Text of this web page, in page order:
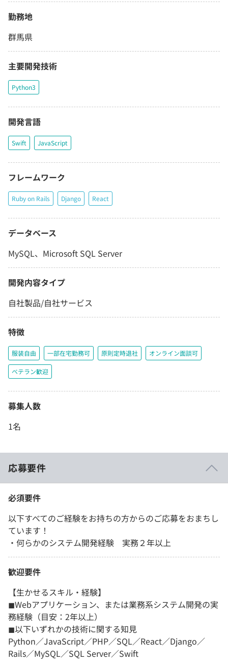
勤務地
群馬県
主要開発技術
Python3
開発言語
Swift JavaScript
フレームワーク
Ruby on Rails Django React
データベース
MySQL、Microsoft SQL Server
開発内容タイプ
自社製品/自社サービス
特徴
服装自由 一部在宅勤務可 原則定時退社 オンライン面談可
ベテラン歓迎
募集人数
1名
応募要件
必須要件
以下すべてのご経験をお持ちの方からのご応募をおまちし
ています！
・何らかのシステム開発経験 実務２年以上
歓迎要件
【生かせるスキル・経験】
◼︎Webアプリケーション、または業務系システム開発の実
務経験（目安：2年以上）
◼︎以下いずれかの技術に関する知見
Python／JavaScript／PHP／SQL／React／Django／
Rails／MySQL／SQL Server／Swift